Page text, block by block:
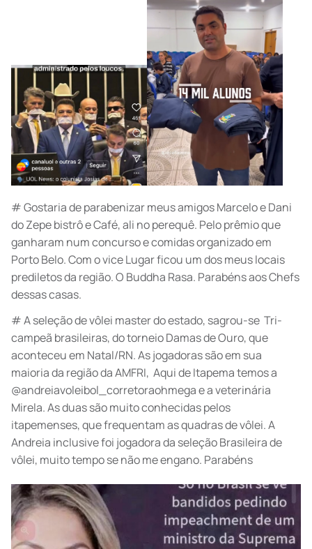
# Gostaria de parabenizar meus amigos Marcelo e Dani
do Zepe bistrô e Café, ali no perequê. Pelo prêmio que
ganharam num concurso e comidas organizado em
Porto Belo. Com o vice Lugar ficou um dos meus locais
prediletos da região. O Buddha Rasa. Parabéns aos Chefs
dessas casas.
# A seleção de vôlei master do estado, sagrou-se Tri-
campeã brasileiras, do torneio Damas de Ouro, que
aconteceu em Natal/RN. As jogadoras são em sua
maioria da região da AMFRI, Aqui de Itapema temos a
@andreiavoleibol_corretoraohmega e a veterinária
Mirela. As duas são muito conhecidas pelos
itapemenses, que frequentam as quadras de vôlei. A
Andreia inclusive foi jogadora da seleção Brasileira de
vôlei, muito tempo se não me engano. Parabéns